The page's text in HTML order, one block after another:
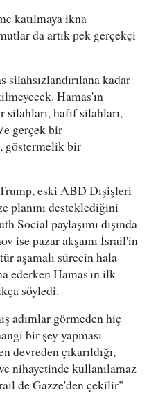
katılmaya ikna
da artık pek gerçekçi
kadar
Hamas'ın
silahları, hafif silahları,
gerçek bir
göstermelik bir
eski ABD Dışişleri
planını desteklediğini
Social paylaşımı dışında
ise pazar akşamı İsrail'in
aşamalı sürecin hala
ederken Hamas'ın ilk
söyledi.
adımlar görmeden hiç
bir şey yapması
devreden çıkarıldığı,
nihayetinde kullanılamaz
de Gazze'den çekilir"